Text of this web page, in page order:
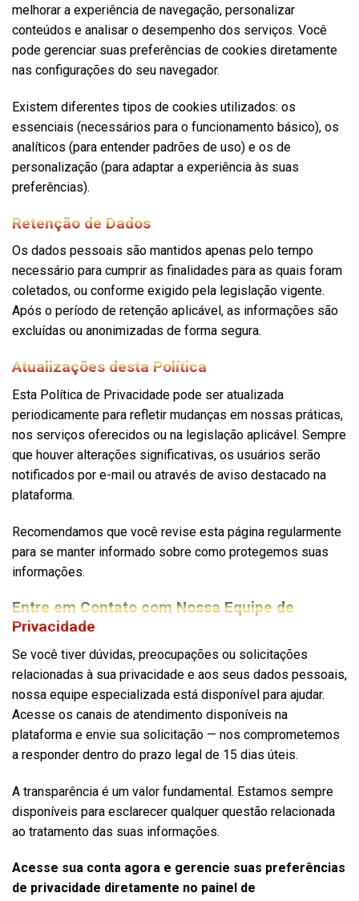
melhorar a experiência de navegação, personalizar
conteúdos e analisar o desempenho dos serviços. Você
pode gerenciar suas preferências de cookies diretamente
nas configurações do seu navegador.
Existem diferentes tipos de cookies utilizados: os
essenciais (necessários para o funcionamento básico), os
analíticos (para entender padrões de uso) e os de
personalização (para adaptar a experiência às suas
preferências).
Retenção de Dados
Os dados pessoais são mantidos apenas pelo tempo
necessário para cumprir as finalidades para as quais foram
coletados, ou conforme exigido pela legislação vigente.
Após o período de retenção aplicável, as informações são
excluídas ou anonimizadas de forma segura.
Atualizações desta Política
Esta Política de Privacidade pode ser atualizada
periodicamente para refletir mudanças em nossas práticas,
nos serviços oferecidos ou na legislação aplicável. Sempre
que houver alterações significativas, os usuários serão
notificados por e-mail ou através de aviso destacado na
plataforma.
Recomendamos que você revise esta página regularmente
para se manter informado sobre como protegemos suas
informações.
Entre em Contato com Nossa Equipe de
Privacidade
Se você tiver dúvidas, preocupações ou solicitações
relacionadas à sua privacidade e aos seus dados pessoais,
nossa equipe especializada está disponível para ajudar.
Acesse os canais de atendimento disponíveis na
plataforma e envie sua solicitação — nos comprometemos
a responder dentro do prazo legal de 15 dias úteis.
A transparência é um valor fundamental. Estamos sempre
disponíveis para esclarecer qualquer questão relacionada
ao tratamento das suas informações.
Acesse sua conta agora e gerencie suas preferências
de privacidade diretamente no painel de